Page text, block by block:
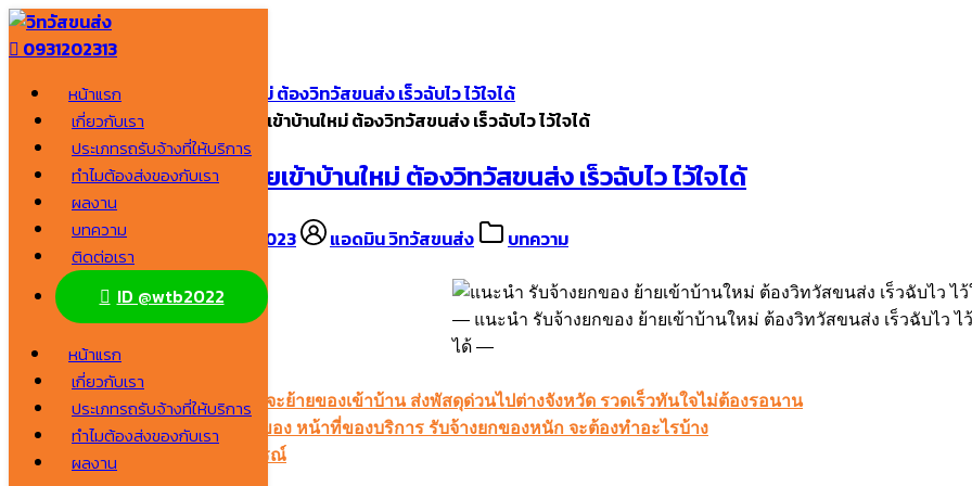
Skip
to 0931202313
หน้าแรก
เกี่ยวกับเรา
ประเภทรถรับจ้างที่ให้บริการ
ทำไมต้องส่งของกับเรา
ผลงาน
บทความ
ติดต่อเรา
ID @wtb2022
หน้าแรก
เกี่ยวกับเรา
ประเภทรถรับจ้างที่ให้บริการ
ทำไมต้องส่งของกับเรา
ผลงาน
Search
แนะนำ รับจ้างยกของ ย้ายเข้าบ้านใหม่ ต้องวิทวัสขนส่ง เร็วฉับไว ไว้ใจได้
หน้าแรก /แนะนำ รับจ้างยกของ ย้ายเข้าบ้านใหม่ ต้องวิทวัสขนส่ง เร็วฉับไว ไว้ใจได้
แนะนำ รับจ้างยกของ ย้ายเข้าบ้านใหม่ ต้องวิทวัสขนส่ง เร็วฉับไว ไว้ใจได้
24 มกราคม 2023 24 มกราคม 2023 แอดมิน วิทวัสขนส่ง บทความ
แนะนำ รับจ้างยกของ ย้ายเข้าบ้านใหม่ ต้องวิทวัสขนส่ง เร็วฉับไว ไ
ได้
เลือกอ่าน ซ่อน
1. เลือกบริการ รับจ้างยกของ ไม่ว่าจะย้ายของเข้าบ้าน ส่งพัสดุด่วนไปต่างจังหวัด รวดเร็วทันใจไม่ต้องรอนาน
2. ทำไมต้องเรียกบริการ รับจ้างยกของ หน้าที่ของบริการ รับจ้างยกของหนัก จะต้องทำอะไรบ้าง
2.1 บริการคนช่วยยกที่มีประสบการณ์